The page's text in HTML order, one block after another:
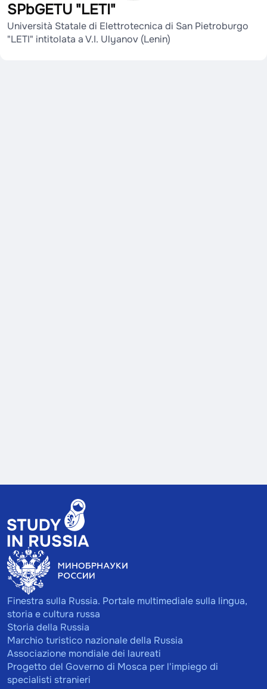
SPbGETU "LETI"
Università Statale di Elettrotecnica di San Pietroburgo
"LETI" intitolata a V.I. Ulyanov (Lenin)
Finestra sulla Russia. Portale multimediale sulla lingua,
storia e cultura russa
Storia della Russia
Marchio turistico nazionale della Russia
Associazione mondiale dei laureati
Progetto del Governo di Mosca per l'impiego di
specialisti stranieri